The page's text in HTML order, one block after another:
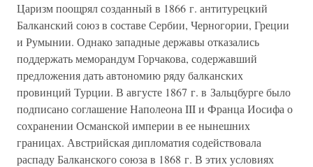
Царизм поощрял созданный в 1866 г. антитурецкий
Балканский союз в составе Сербии, Черногории, Греции
и Румынии. Однако западные державы отказались
поддержать меморандум Горчакова, содержавший
предложения дать автономию ряду балканских
провинций Турции. В августе 1867 г. в Зальцбурге было
подписано соглашение Наполеона III и Франца Иосифа о
сохранении Османской империи в ее нынешних
границах. Австрийская дипломатия содействовала
распаду Балканского союза в 1868 г. В этих условиях